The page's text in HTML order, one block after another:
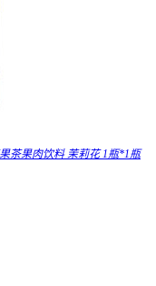
茶果肉饮料 茉莉花 1瓶*1瓶